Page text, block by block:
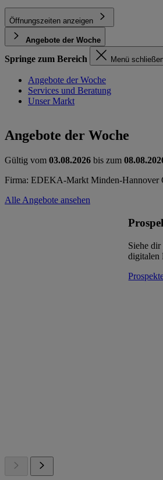
Öffnungszeiten anzeigen
Angebote der Woche
Springe zum Bereich Menü
Angebote der Woche
Services und Beratung
Unser Markt
Angebote der Woche
Gültig vom 03.08.2026 bis zum
Firma: EDEKA-Markt Minden-Hannover
Alle Angebote ansehen
Siehe dir
digitalen